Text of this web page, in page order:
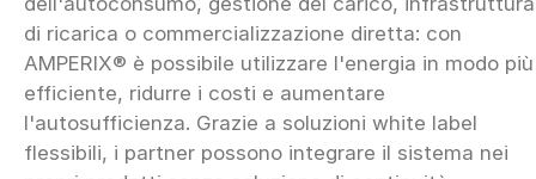
di ricarica o commercializzazione diretta: con
AMPERIX® è possibile utilizzare l'energia in modo più
efficiente, ridurre i costi e aumentare
l'autosufficienza. Grazie a soluzioni white label
flessibili, i partner possono integrare il sistema nei